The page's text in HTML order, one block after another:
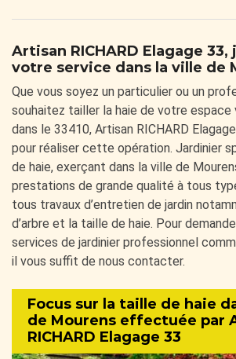
Artisan RICHARD Elagage
votre service dans la ville de
Que vous soyez un particulier ou un
souhaitez tailler la haie de votre
dans le 33410, Artisan RICHARD
pour réaliser cette opération. Jardinier
de haie, exerçant dans la ville de
prestations de grande qualité à tous
tous travaux d’entretien de jardin
d’arbre et la taille de haie. Pour
services de jardinier professionnel
il vous suffit de nous contacter.
Focus sur la taille de haie
de Mourens effectuée par
RICHARD Elagage 33